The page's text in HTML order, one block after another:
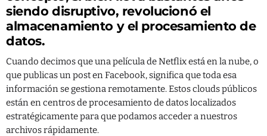
siendo disruptivo, revolucionó el
almacenamiento y el procesamiento de
datos.
Cuando decimos que una película de Netflix está en la nube, o
que publicas un post en Facebook, significa que toda esa
información se gestiona remotamente. Estos clouds públicos
están en centros de procesamiento de datos localizados
estratégicamente para que podamos acceder a nuestros
archivos rápidamente.